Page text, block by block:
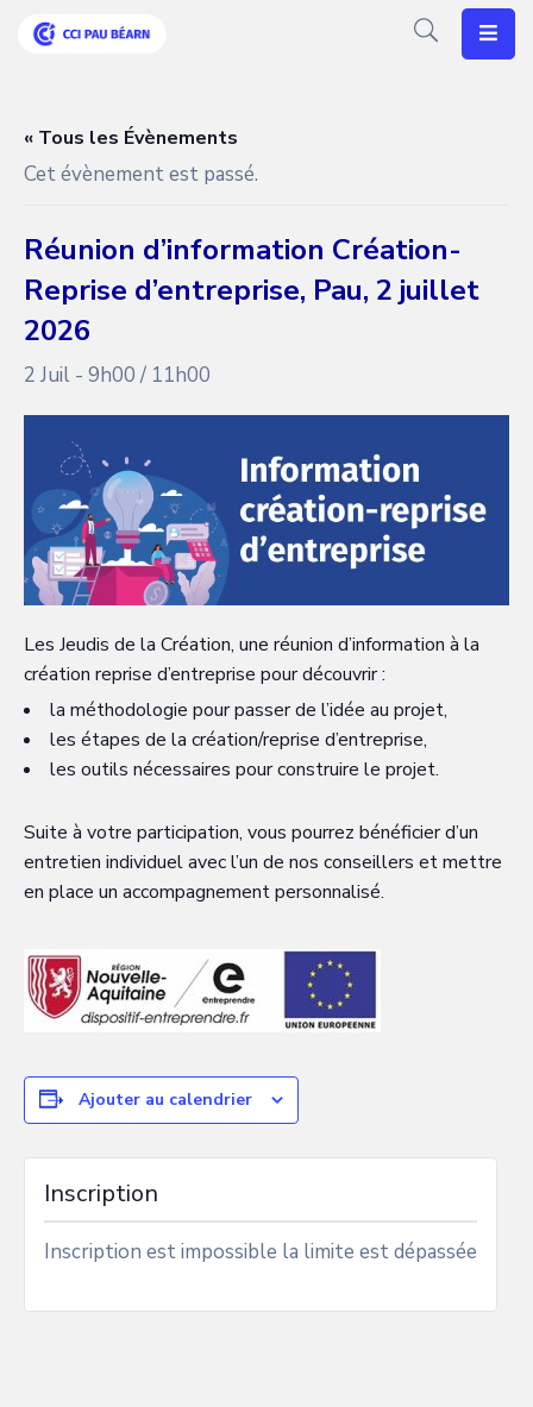
CCI
Vos
Agenda
Nos
« Tous les Évènements
Cet évènement est passé.
Réunion d’information Création-
Reprise d’entreprise, Pau, 2 juillet
2026
2 Juil - 9h00/ 11h00
Les Jeudis de la Création, une réunion d’information à la
création reprise d’entreprise pour découvrir :
la méthodologie pour passer de l’idée au projet,
les étapes de la création/reprise d’entreprise,
les outils nécessaires pour construire le projet.
Suite à votre participation, vous pourrez bénéficier d’un
entretien individuel avec l’un de nos conseillers et mettre
en place un accompagnement personnalisé.
Ajouter au calendrier
Inscription
Inscription est impossible la limite est dépassée